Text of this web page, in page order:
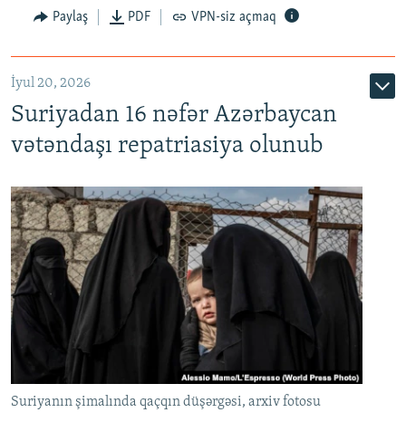
Auto
Paylaş PDF VPN-siz açmaq
İyul 20, 2026
Suriyadan 16 nəfər Azərbaycan
vətəndaşı repatriasiya olunub
Suriyanın şimalında qaçqın düşərgəsi, arxiv fotosu